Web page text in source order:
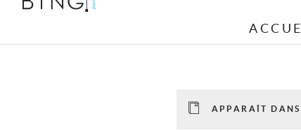
APPARAÎT DANS